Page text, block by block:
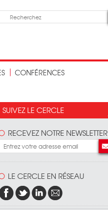
CONFÉRENCES
SUIVEZ LE CERCLE
RECEVEZ NOTRE NEWSLETTER
LE CERCLE EN RÉSEAU